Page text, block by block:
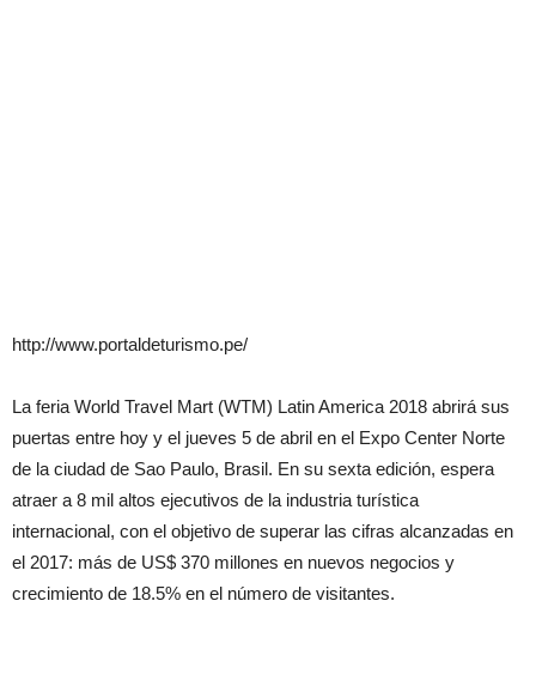
http://www.portaldeturismo.pe/
La feria World Travel Mart (WTM) Latin America 2018 abrirá sus
puertas entre hoy y el jueves 5 de abril en el Expo Center Norte
de la ciudad de Sao Paulo, Brasil. En su sexta edición, espera
atraer a 8 mil altos ejecutivos de la industria turística
internacional, con el objetivo de superar las cifras alcanzadas en
el 2017: más de US$ 370 millones en nuevos negocios y
crecimiento de 18.5% en el número de visitantes.